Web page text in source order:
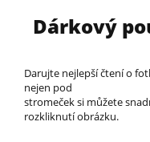
Dárkový
Darujte nejlepší čtení o
nejen pod
stromeček si můžete
rozkliknutí obrázku.